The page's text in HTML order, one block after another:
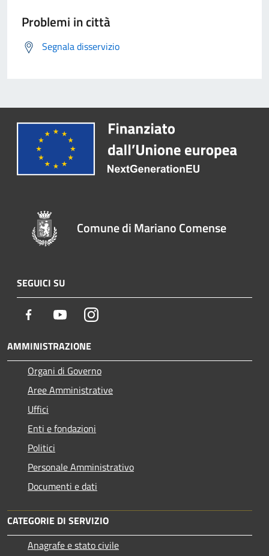
Problemi in città
Segnala disservizio
Comune di Mariano Comense
SEGUICI SU
Facebook YoutubeInstagram
AMMINISTRAZIONE
Organi di Governo
Aree Amministrative
Uffici
Enti e fondazioni
Politici
Personale Amministrativo
Documenti e dati
CATEGORIE DI SERVIZIO
Anagrafe e stato civile